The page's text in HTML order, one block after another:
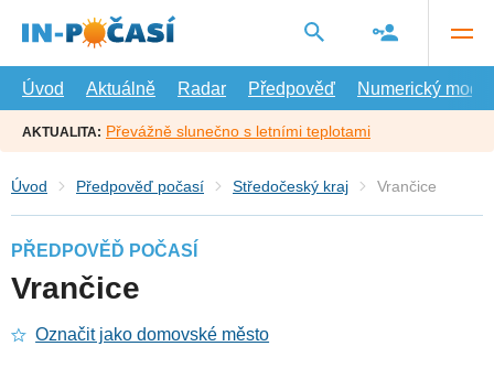
hlavní
Úvod
Aktuálně Radar Předpověď Numerický model
AKTUALITA: Převážně slunečno s letními teplotami
Úvod Předpověď počasí Středočeský kraj Vrančice
PŘEDPOVĚĎ POČASÍ
Vrančice
Označit jako domovské město